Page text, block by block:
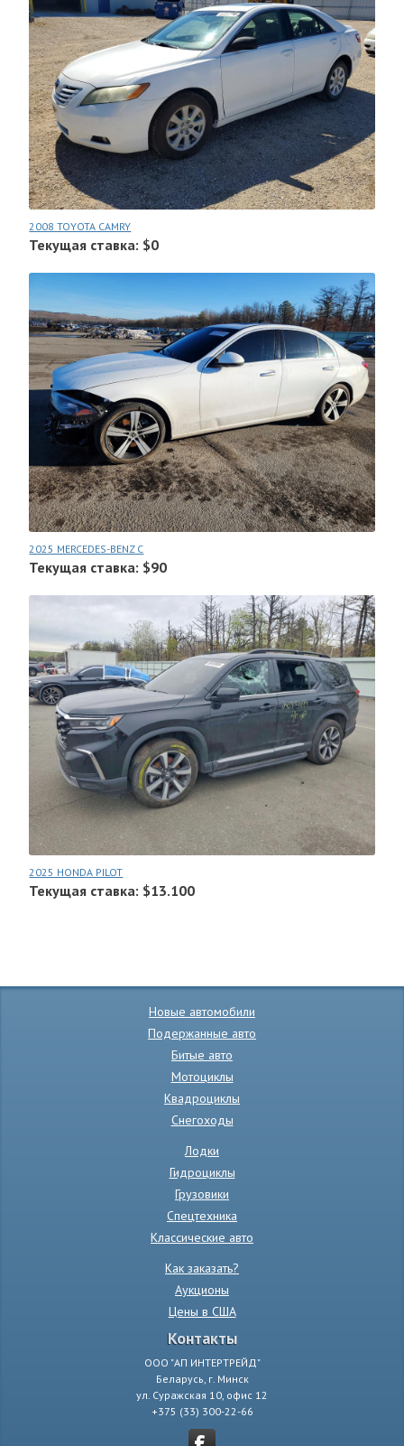
2008 TOYOTA CAMRY
Текущая ставка: $0
2025 MERCEDES-BENZ C
Текущая ставка: $90
2025 HONDA PILOT
Текущая ставка: $13.100
Новые автомобили
Подержанные авто
Битые авто
Мотоциклы
Квадроциклы
Снегоходы
Лодки
Гидроциклы
Грузовики
Спецтехника
Классические авто
Как заказать?
Аукционы
Цены в США
Контакты
ООО "АП ИНТЕРТРЕЙД"
Беларусь, г. Минск
ул. Суражская 10, офис 12
+375 (33) 300-22-66